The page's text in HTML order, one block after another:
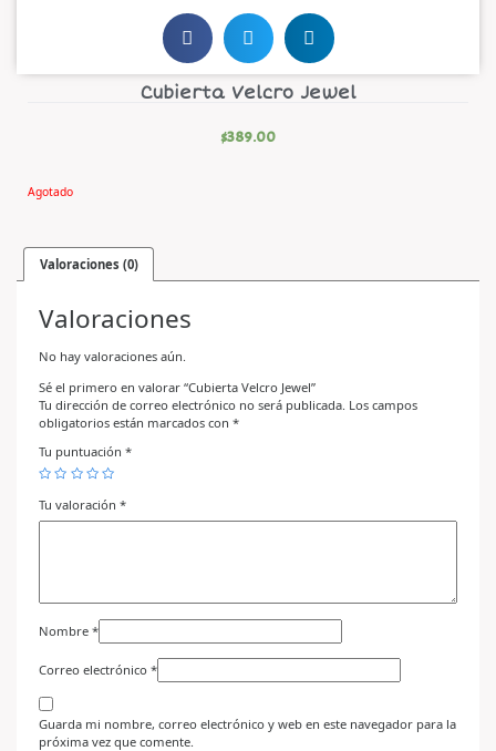
Cubierta Velcro Jewel
$389.00
Agotado
Valoraciones (0)
Valoraciones
No hay valoraciones aún.
Sé el primero en valorar “Cubierta Velcro Jewel”
Tu dirección de correo electrónico no será publicada. Los campos
obligatorios están marcados con *
Tu puntuación *
Tu valoración *
Nombre *
Correo electrónico *
Guarda mi nombre, correo electrónico y web en este navegador para la
próxima vez que comente.